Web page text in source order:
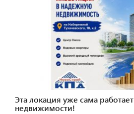
Эта локация уже сама
недвижимости!